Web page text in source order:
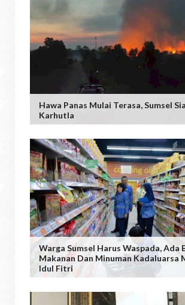
Hawa Panas Mulai Terasa, Sumsel
Karhutla
Warga Sumsel Harus Waspada, Ada
Makanan Dan Minuman Kadaluarsa
Idul Fitri